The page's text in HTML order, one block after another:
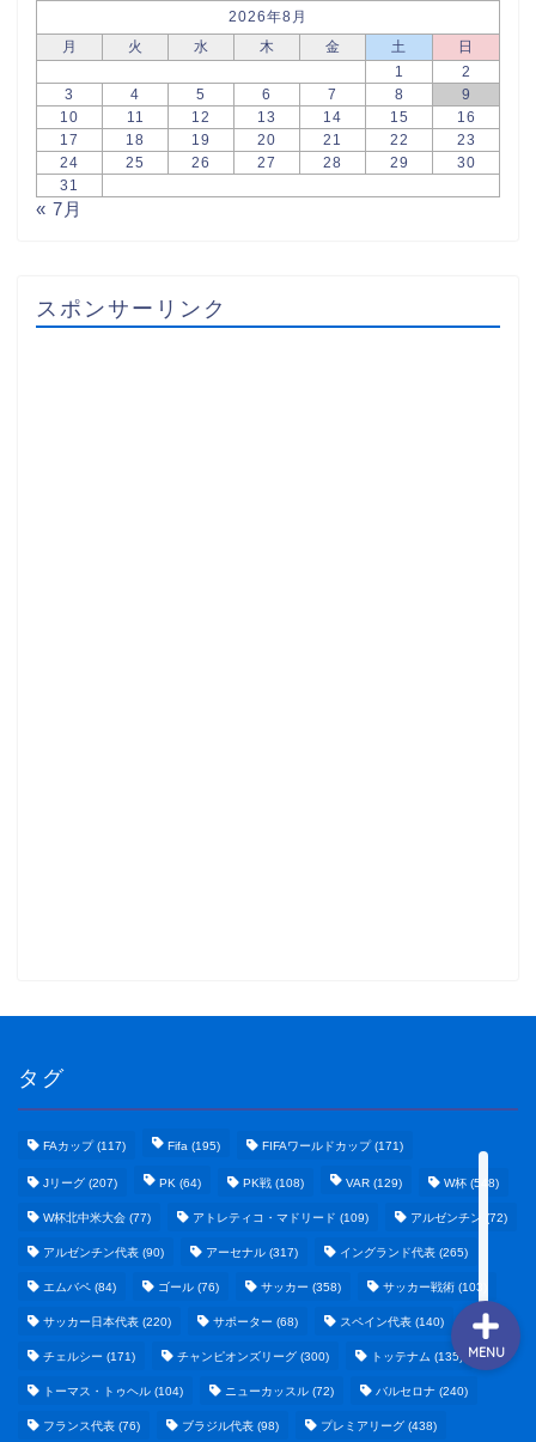
2026年8月
月
火 水 木 金 土
日
1
2
3
4 5 6 7 8
9
10
11 12 13 14 15
16
17
18 19 20 21 22
23
24
25 26 27 28 29
30
31
« 7月
スポンサーリンク
タグ
FAカップ(117) Fifa (195) FIFAワールドカップ(171)
Jリーグ (207) PK (64) PK戦 (108) VAR (129) W杯 (548)
W杯北中米大会 (77) アトレティコ・マドリード (109) アルゼンチン (72)
アルゼンチン代表 (90) アーセナル (317) イングランド代表 (265)
エムバペ (84) ゴール (76) サッカー (358) サッカー戦術 (103)
サッカー日本代表 (220) サポーター (68) スペイン代表 (140)
チェルシー (171) チャンピオンズリーグ (300) トッテナム (135)
トーマス・トゥヘル (104) ニューカッスル (72) バルセロナ (240)
フランス代表 (76) ブラジル代表 (98) プレミアリーグ (438)
MENU
ビジネス・経済まとめ